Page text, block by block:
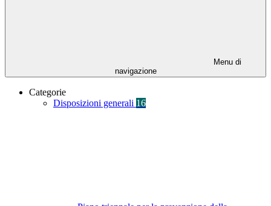
Menu di
navigazione
Categorie
Disposizioni generali 16